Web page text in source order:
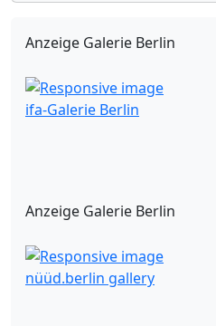
Anzeige Galerie Berlin
ifa-Galerie Berlin
Anzeige Galerie Berlin
nüüd.berlin gallery